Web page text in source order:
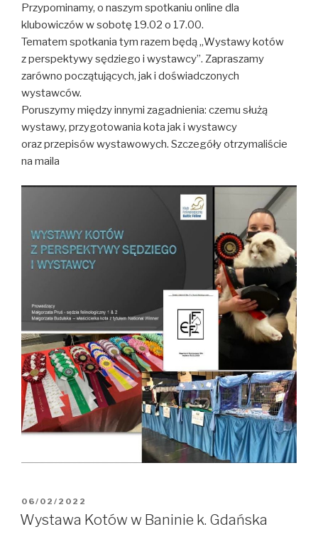
Przypominamy, o naszym spotkaniu online dla
klubowiczów w sobotę 19.02 o 17.00.
Tematem spotkania tym razem będą „Wystawy kotów
z perspektywy sędziego i wystawcy”. Zapraszamy
zarówno początujących, jak i doświadczonych
wystawców.
Poruszymy między innymi zagadnienia: czemu służą
wystawy, przygotowania kota jak i wystawcy
oraz przepisów wystawowych. Szczegóły otrzymaliście
na maila
OPUBLIKOWANE
W
06/02/2022
Wystawa Kotów w Baninie k. Gdańska